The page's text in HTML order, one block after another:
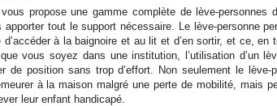
propose une gamme complète de lève-personnes
apporter tout le support nécessaire. Le lève-personne
d’accéder à la baignoire et au lit et d’en sortir, et ce,
vous soyez dans une institution, l’utilisation d’un
de position sans trop d’effort. Non seulement le lève-
à la maison malgré une perte de mobilité, mais
leur enfant handicapé.PLUS D'INFORMATION